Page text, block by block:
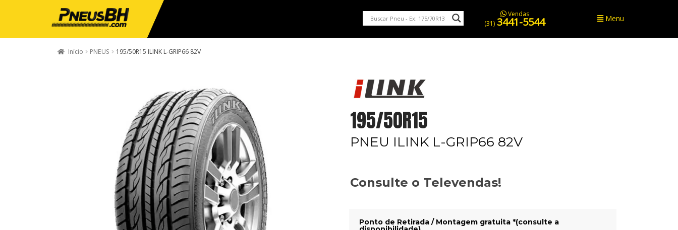
Vendas
(31) 3441-5544 Menu
Início PNEUS 195/50R15 ILINK L-GRIP66 82V
195/50R15
PNEU ILINK L-GRIP66 82V
Consulte o Televendas!
Ponto de Retirada / Montagem gratuita *(consulte a